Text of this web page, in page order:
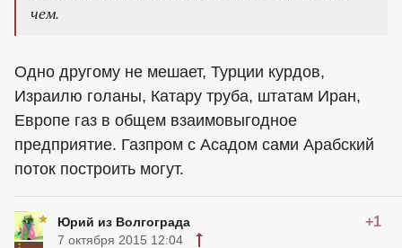
чем.
Одно другому не мешает, Турции курдов,
Израилю голаны, Катару труба, штатам Иран,
Европе газ в общем взаимовыгодное
предприятие. Газпром с Асадом сами Арабский
поток построить могут.
Юрий из Волгограда +1
7 октября 2015 12:04